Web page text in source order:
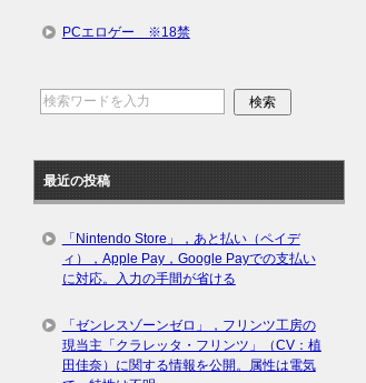
PCエロゲー ※18禁
最近の投稿
「Nintendo Store」，あと払い（ペイデ
ィ），Apple Pay，Google Payでの支払い
に対応。入力の手間が省ける
「ゼンレスゾーンゼロ」，フリンツ工房の
現当主「クラレッタ・フリンツ」（CV：植
田佳奈）に関する情報を公開。属性は電気